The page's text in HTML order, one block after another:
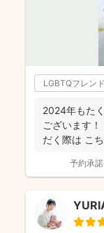
LGBTQフレン
2024年もた
ございます
だく際は こ
予約承諾